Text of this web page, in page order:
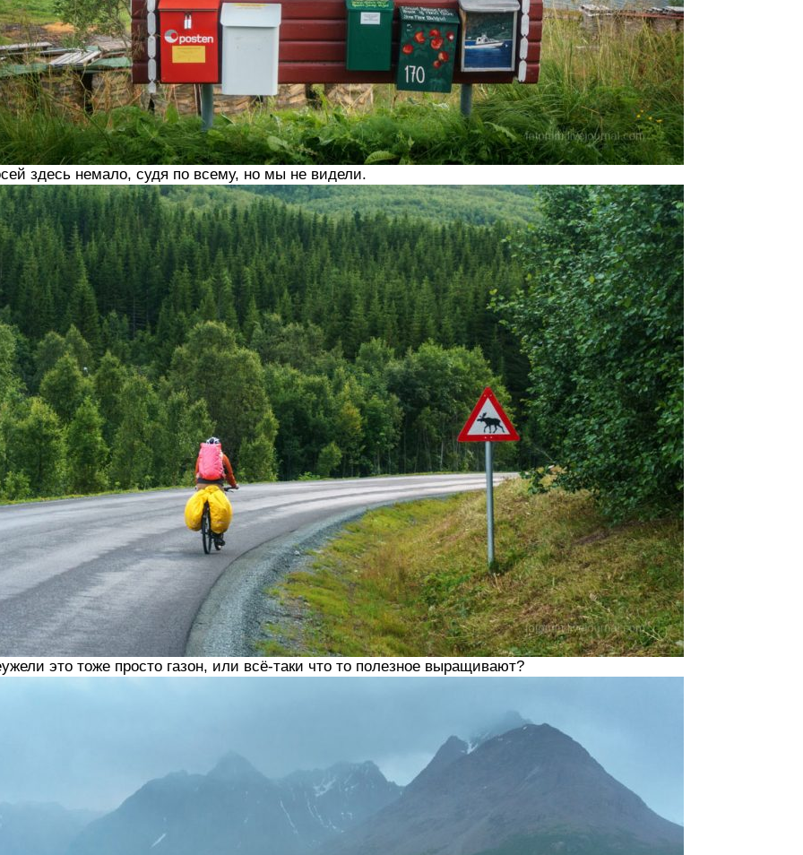
здесь немало, судя по всему, но мы не видели.
это тоже просто газон, или всё-таки что то полезное выращивают?